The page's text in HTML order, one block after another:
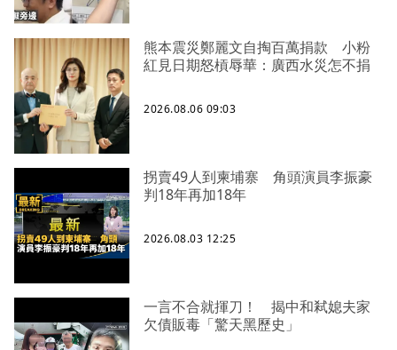
熊本震災鄭麗文自掏百萬捐款 小粉
紅見日期怒槓辱華：廣西水災怎不捐
2026.08.06 09:03
拐賣49人到柬埔寨 角頭演員李振豪
判18年再加18年
2026.08.03 12:25
一言不合就揮刀！ 揭中和弒媳夫家
欠債販毒「驚天黑歷史」